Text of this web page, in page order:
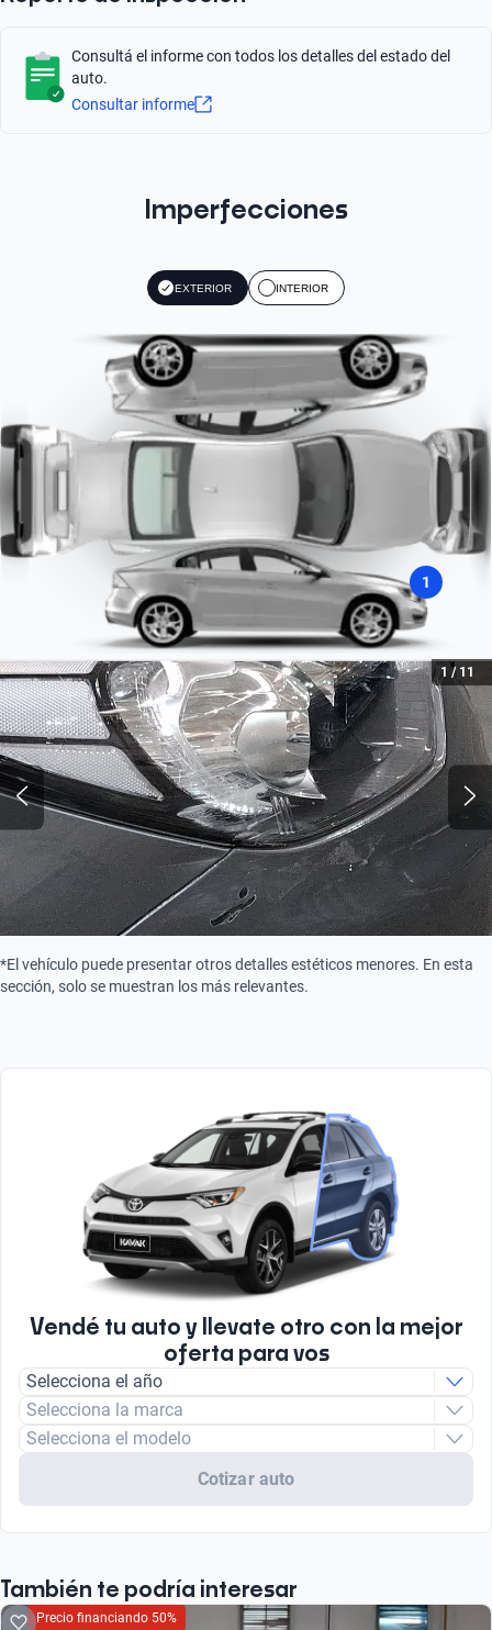
Nafta
Tipo de Combustible
Tipo de Rin
FM/AM
Consultá el informe con todos los detalles del estado del
auto.
Consultar informe
Imperfecciones
EXTERIOR INTERIOR
1
1 / 11
*El vehículo puede presentar otros detalles estéticos menores. En esta
sección, solo se muestran los más relevantes.
Vendé tu auto y llevate otro con la mejor
oferta para vos
Selecciona el año
Selecciona la marca
Selecciona el modelo
Cotizar auto
También te podría interesar
Precio financiando 50%